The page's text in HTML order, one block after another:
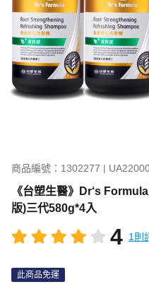
商品編號：1302277 |
《台塑生醫》Dr‘s
版)三代580g*4入
4 1則
此商品免運